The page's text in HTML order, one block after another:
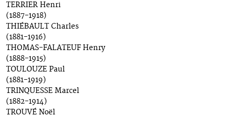
TERRIER Henri
(1887-1918)
THIÉBAULT Charles
(1881-1916)
THOMAS-FALATEUF Henry
(1888-1915)
TOULOUZE Paul
(1881-1919)
TRINQUESSE Marcel
(1882-1914)
TROUVÉ Noël